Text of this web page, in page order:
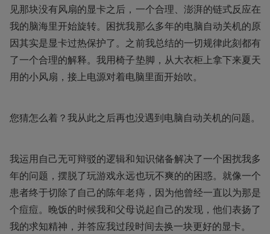
见那块没有风扇的显卡之后，一个合理、澎湃的链式反应在
我的脑海里开始旋转。困扰我那么多年的电脑自动关机的原
因其实是显卡过热保护了。之前我总结的一切规律此刻都有
了一个合理的解释。我用椅子垫脚，从大衣柜上拿下来夏天
用的小风扇，接上电源对着电脑里面开始吹。
您猜怎么着？我从此之后再也没遇到电脑自动关机的问题。
我运用自己无可辩驳的逻辑和知识储备解决了一个困扰我多
年的问题，摆脱了玩游戏永远也玩不爽的的困惑。就像一个
患者终于切除了自己的陈年老痔，因为他曾经一直以为那是
个痘痘。晚饭的时候我和父母说起自己的发现，他们表扬了
我的求知精神，并答应我过段时间去换一块更好的显卡。